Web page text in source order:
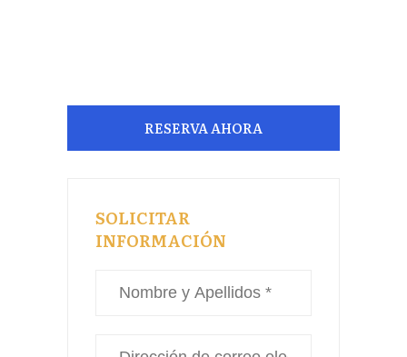
RESERVA AHORA
SOLICITAR
INFORMACIÓN